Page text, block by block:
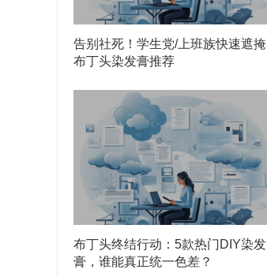
告别社死！学生党/上班族快速遮掩
布丁头染发膏推荐
布丁头终结行动：5款热门DIY染发
膏，谁能真正统一色差？